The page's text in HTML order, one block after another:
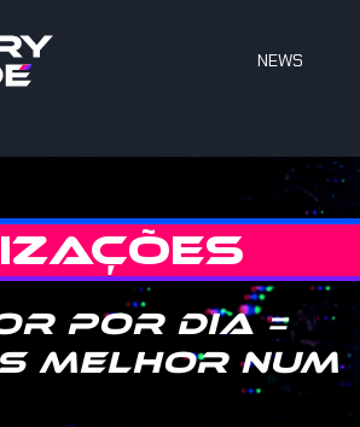
NEWS
por dia =
melhor num